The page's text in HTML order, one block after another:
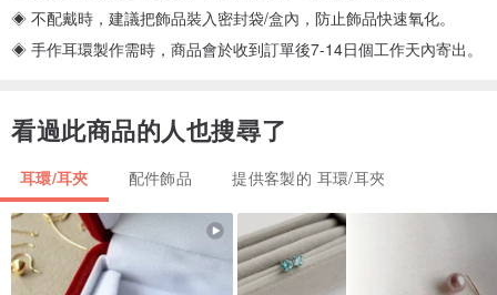
◈ 不配戴時，建議把飾品裝入密封袋/盒內，防止飾品快速氧化。
◈ 手作耳環製作需時，商品會於收到訂單後7-14日個工作天內寄出。
看過此商品的人也搜尋了
耳環/耳夾 配件飾品 提供客製的 耳環/耳夾